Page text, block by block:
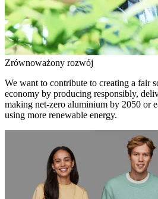
Zrównoważony rozwój
We want to contribute to creating a fair
economy by producing responsibly,
making net-zero aluminium by 2050 or
using more renewable energy.